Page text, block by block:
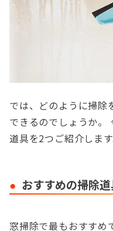
では、どのように掃除
できるのでしょうか。
道具を2つご紹介します
おすすめの掃除
窓掃除で最もおすすめ